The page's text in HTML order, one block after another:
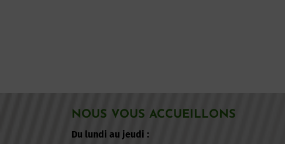
NOUS VOUS ACCUEILLONS
Du lundi au jeudi :